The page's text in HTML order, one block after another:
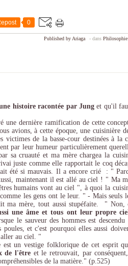
0
Published by Ariaga - dans Philosophie
histoire racontée par Junget qu'il
une dernière ramification de cette
avions, à cette époque, une cuisinière
victimes de la basse-cour destinées à la
par leur humeur particulièrement
sa cruauté et ma mère chargea la
juste comme elle rapportait le coq
été si mauvais. Il a encore crié : "
maintenant il est allé au ciel ! " Ma
humains vont au ciel ", à quoi la
les gens ont le leur. " - Mais seuls
mère, tout aussi stupéfaite. " Non,
une âme et tous ont leur propre
le sauveur des hommes est
et c'est pourquoi elles aussi
au ciel. "
est un vestige folklorique de cet esprit
de l'être et le retrouvait, par
de la matière." (p.525)